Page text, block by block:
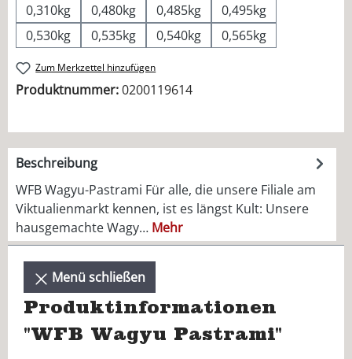
0,310kg
0,480kg 0,485kg
0,495kg
0,530kg
0,535kg 0,540kg 0,565kg
Zum Merkzettel hinzufügen
Produktnummer:0200119614
Beschreibung
WFB Wagyu-Pastrami Für alle, die unsere Filiale am
Viktualienmarkt kennen, ist es längst Kult: Unsere
hausgemachte Wagy… Mehr
Menü schließen
Produktinformationen
"WFB Wagyu Pastrami"